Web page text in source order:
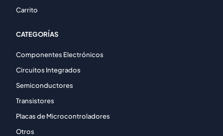
Carrito
CATEGORÍAS
Componentes Electrónicos
Circuitos Integrados
Semiconductores
Transistores
Placas de Microcontroladores
Otros